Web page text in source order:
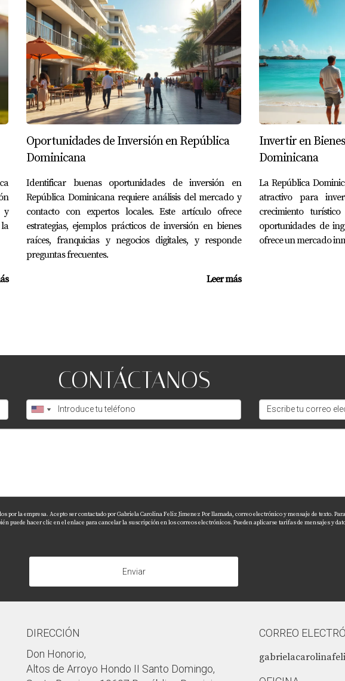
en Juan Dolio?
y el tipo de propiedad. En general, puedes encontrar apartamentos
La comunidad local valora la seguridad y el bienestar, lo que
los retornos pueden oscilar entre el 5% y el 10% anual si decides
extranjeros?
pero es importante consultar con un asesor fiscal sobre las
Dolio?
una experta confiable en el tema de inversiones inmobiliarias en Juan
aquí, contáctame al 18299375537.
y
Oportunidades de Inversión en República
Dominicana
Identificar buenas oportunidades de inversión en
República Dominicana requiere análisis del mercado y
contacto con expertos locales. Este artículo ofrece
estrategias, ejemplos prácticos de inversión en bienes
raíces, franquicias y negocios digitales, y responde
preguntas frecuentes.
Leer más
Invertir en
Dominicana
La República
atractivo para
crecimiento
oportunidades de
ofrece un mercado
CONTÁCTANOS
por la empresa. Acepto ser contactado por Gabriela Carolina Feliz Jimenez Por llamada, correo electrónico y mensaje de texto.
puede hacer clic en el enlace para cancelar la suscripción en los correos electrónicos. Pueden aplicarse tarifas de mensajes y
Enviar
DIRECCIÓN
Don Honorio,
Altos de Arroyo Hondo II Santo Domingo,
CORREO